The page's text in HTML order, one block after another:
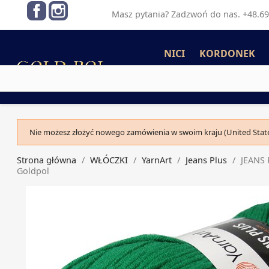
Masz pytania? Zadzwoń do nas.
Facebook
NICI KORDONEK
Nie możesz złożyć nowego zamówienia w swoim kraju (United
Strona główna WŁÓCZKI YarnArt Jeans Plus
Goldpol